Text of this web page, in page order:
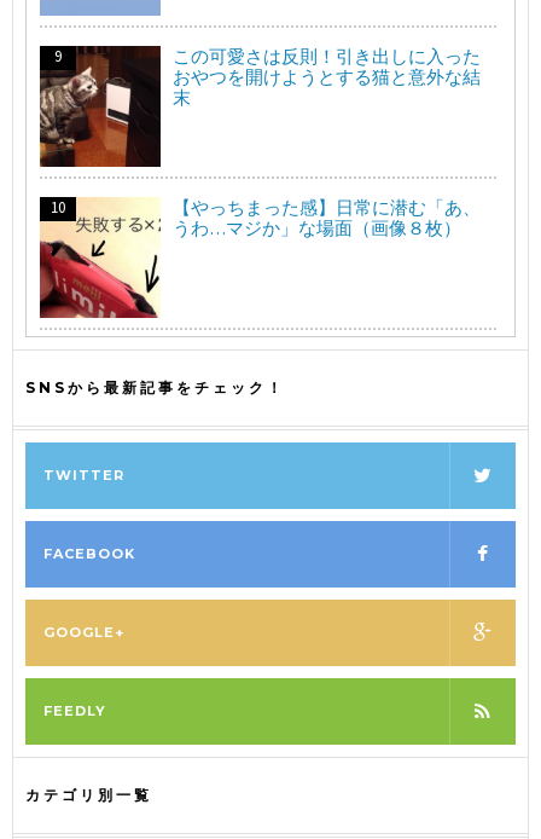
この可愛さは反則！引き出しに入った
おやつを開けようとする猫と意外な結
末
【やっちまった感】日常に潜む「あ、
うわ…マジか」な場面（画像８枚）
SNSから最新記事をチェック！
TWITTER
FACEBOOK
GOOGLE+
FEEDLY
カテゴリ別一覧